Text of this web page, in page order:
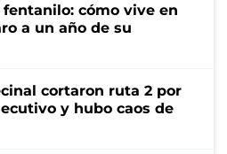
cómo vive en
a un año de su
cortaron ruta 2 por
y hubo caos de